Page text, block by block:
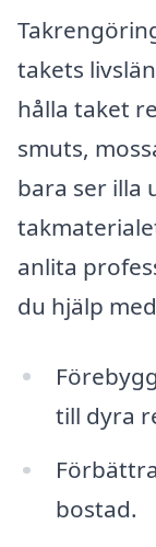
takets
hålla taket
smuts,
bara ser illa
anlita
du hjälp
till dyra
bostad.